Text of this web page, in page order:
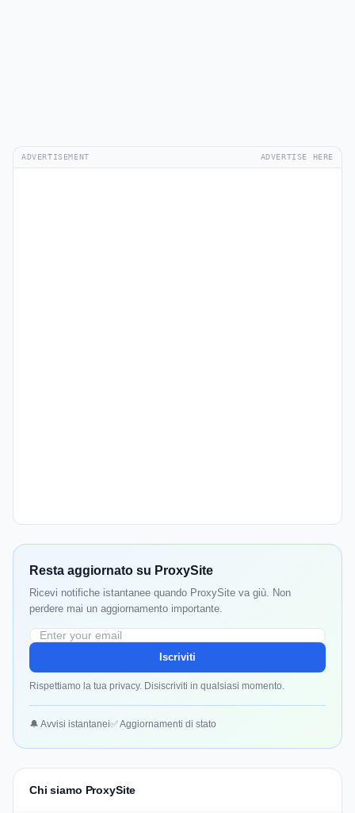
ADVERTISEMENT ADVERTISE HERE
Resta aggiornato su ProxySite
Ricevi notifiche istantanee quando ProxySite va giù. Non
perdere mai un aggiornamento importante.
Iscriviti
Rispettiamo la tua privacy. Disiscriviti in qualsiasi momento.
🔔 Avvisi istantanei✅ Aggiornamenti di stato
Chi siamo ProxySite